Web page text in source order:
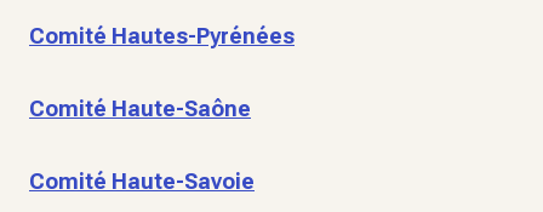
Comité Hautes-Pyrénées
Comité Haute-Saône
Comité Haute-Savoie